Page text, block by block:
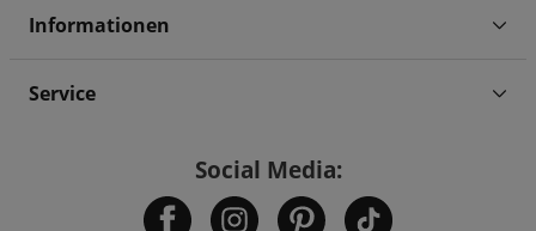
Informationen
Service
Social Media: